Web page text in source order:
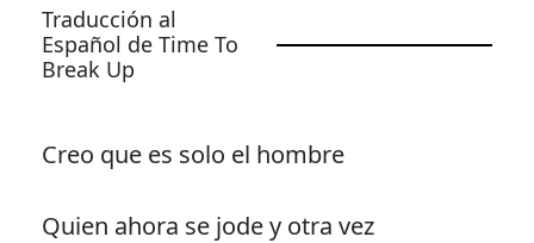
Traducción al
Español de Time To
Break Up
Creo que es solo el hombre
Quien ahora se jode y otra vez